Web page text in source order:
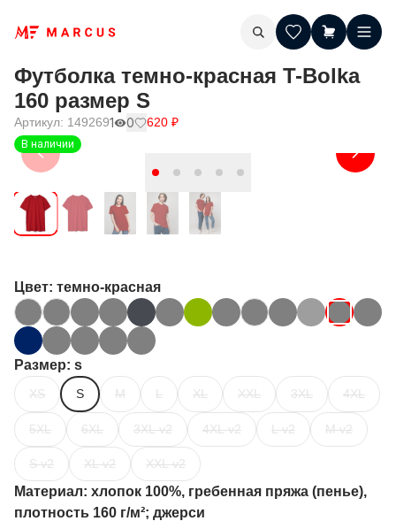
Футболка темно-красная T-Bolka
160 размер S
Артикул: 1492691 0 620 ₽
В наличии
Цвет: темно-красная
Размер: s
XS S M L XL XXL 3XL 4XL
5XL 6XL 3XL v2 4XL v2 L v2 M v2
S v2 XL v2 XXL v2
Материал: хлопок 100%, гребенная пряжа (пенье),
плотность 160 г/м²; джерси